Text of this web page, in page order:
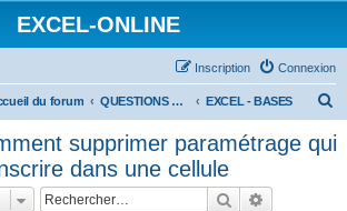
EXCEL-ONLINE
Connexion
Inscription
du forum QUESTIONS EXCEL EXCEL - BASES
c
supprimer paramétrage qui
dans une cellule
Rechercher